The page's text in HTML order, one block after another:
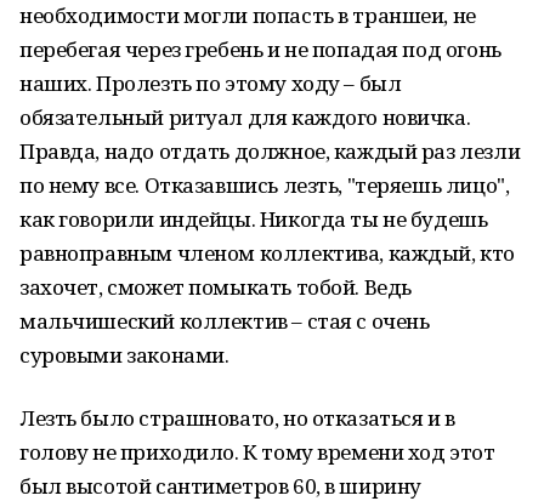
необходимости могли попасть в траншеи, не
перебегая через гребень и не попадая под огонь
наших. Пролезть по этому ходу – был
обязательный ритуал для каждого новичка.
Правда, надо отдать должное, каждый раз лезли
по нему все. Отказавшись лезть, "теряешь лицо",
как говорили индейцы. Никогда ты не будешь
равноправным членом коллектива, каждый, кто
захочет, сможет помыкать тобой. Ведь
мальчишеский коллектив – стая с очень
суровыми законами.
Лезть было страшновато, но отказаться и в
голову не приходило. К тому времени ход этот
был высотой сантиметров 60, в ширину